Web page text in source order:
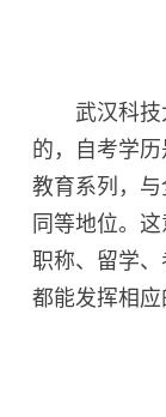
武汉科技
的，自考学
教育系列，
同等地位。
职称、留学
都能发挥相应